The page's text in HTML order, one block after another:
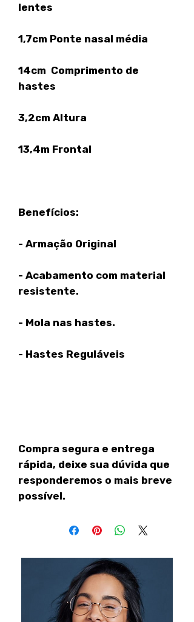
lentes
1,7cm Ponte nasal média
14cm Comprimento de
hastes
3,2cm Altura
13,4m Frontal
Benefícios:
- Armação Original
- Acabamento com material
resistente.
- Mola nas hastes.
- Hastes Reguláveis
Compra segura e entrega
rápida, deixe sua dúvida que
responderemos o mais breve
possível.